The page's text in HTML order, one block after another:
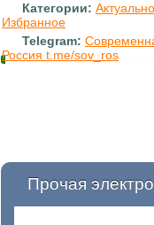
Категории:
Избранное
Telegram:
Россия t.me/sov_ros
Прочая